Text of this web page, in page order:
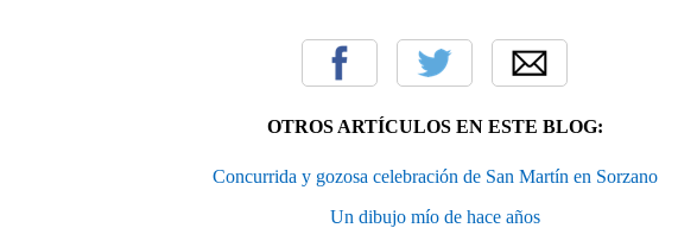
OTROS ARTÍCULOS EN ESTE BLOG:
Concurrida y gozosa celebración de San Martín en Sorzano
Un dibujo mío de hace años